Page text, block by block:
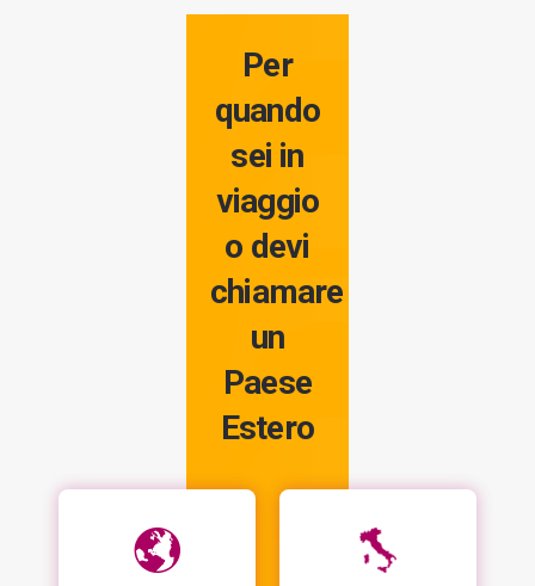
Per
quando
sei in
viaggio
o devi
chiamare
un
Paese
Estero